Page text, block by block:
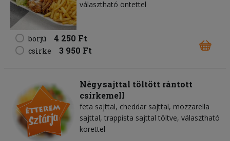
választható öntettel
borjú 4 250 Ft
csirke 3 950 Ft
Négysajttal töltött rántott
csirkemell
feta sajttal, cheddar sajttal, mozzarella
sajttal, trappista sajttal töltve, választható
körettel